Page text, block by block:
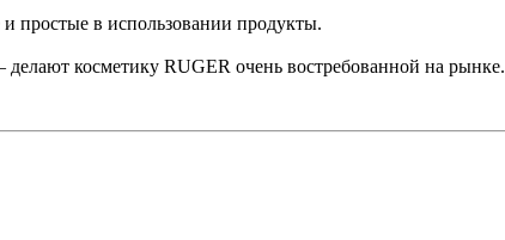
простые в использовании продукты.
косметику RUGER очень востребованной на рынке.